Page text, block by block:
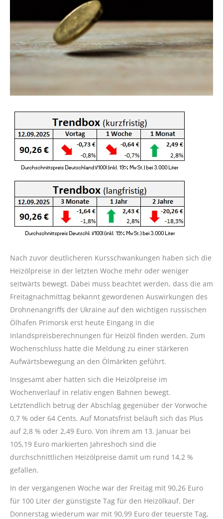
Nach zuvor deutlicheren Kursschwankungen haben sich die
Heizölpreise in der letzten Woche mehr oder weniger
seitwärts bewegt. Dabei muss beachtet werden, dass die am
Freitagnachmittag bekannt gewordenen Auswirkungen des
Drohnenangriffs der Ukraine auf den wichtigen russischen
Ölhafen Primorsk erst heute Eingang in die
Inlandspreisberechnungen für Heizöl finden werden. Zum
Wochenschluss hatte die Meldung zu einer stärkeren
Aufwärtsbewegung an den Ölmärkten geführt.
Insgesamt aber hatten sich die Heizölpreise im
Wochenverlauf in relativ engen Bahnen bewegt.
Letztendlich betrug der Abschlag gegenüber der Vorwoche
0,7 % oder 64 Cents. Auf Monatsfrist beläuft sich das Plus
auf 2,8 % oder 2,49 Euro. Von ihrem am 13. Januar bei
105,19 Euro markierten Jahreshoch sind die
durchschnittlichen Heizölpreise damit um rund 14,2 %
gefallen.
In der vergangenen Woche war der Freitag mit 90,26 Euro
für 100 Liter der günstigste Tag für den Heizölkauf. Der
Donnerstag wiederum war mit 90,99 Euro der teuerste Tag,